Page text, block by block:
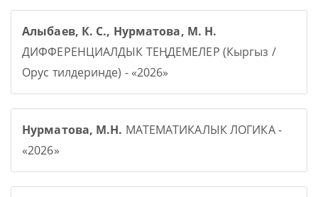
Алыбаев, К. С., Нурматова, М. Н.
ДИФФЕРЕНЦИАЛДЫК ТЕҢДЕМЕЛЕР (Кыргыз /
Орус тилдеринде) - «2026»
Нурматова, М.Н. МАТЕМАТИКАЛЫК ЛОГИКА -
«2026»